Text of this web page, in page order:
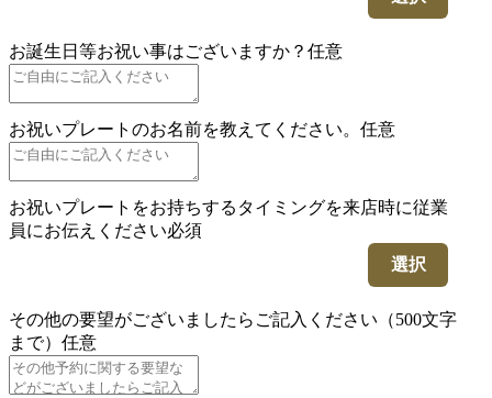
お誕生日等お祝い事はございますか？ 任意
お祝いプレートのお名前を教えてください。 任意
お祝いプレートをお持ちするタイミングを来店時に従業
員にお伝えください必須
選択
その他の要望がございましたらご記入ください（500文字
まで） 任意